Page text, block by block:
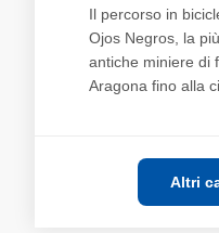
Il percorso in
Ojos Negros, la
antiche miniere di
Aragona fino alla
Altri